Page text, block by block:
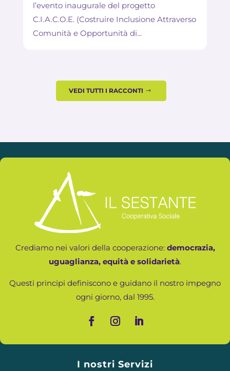
l’evento inaugurale del progetto
C.I.A.C.O.E. (Costruire Inclusione Attraverso
Comunità e Opportunità di...
VEDI TUTTI I RACCONTI
Crediamo nei valori della cooperazione: democrazia,
uguaglianza, equità e solidarietà.
Questi principi definiscono e guidano il nostro impegno
ogni giorno, dal 1995.
I nostri Servizi